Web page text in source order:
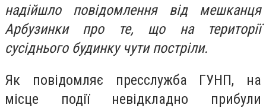
надійшло повідомлення від мешканця
Арбузинки про те, що на території
сусіднього будинку чути постріли.
Як повідомляє пресслужба ГУНП, на
місце події невідкладно прибули